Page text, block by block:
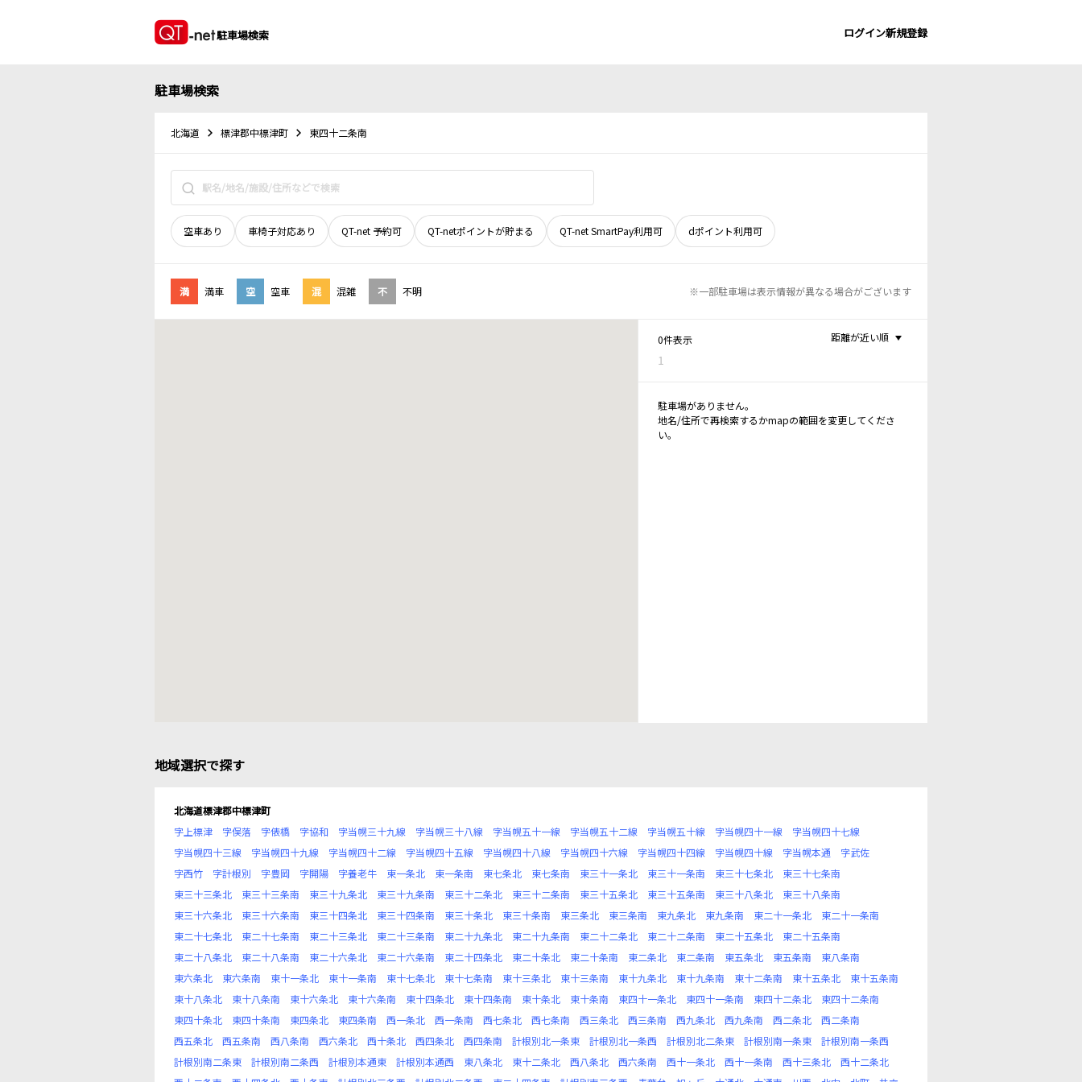
駐車場検索 ログイン新規登録
駐車場検索
北海道 標津郡中標津町 東四十二条南
空車あり 車椅子対応あり QT-net 予約可 QT-netポイントが貯まる QT-net SmartPay利用可 dポイント利用可
満 満車 空 空車 混 混雑 不 不明 ※一部駐車場は表示情報が異なる場合がございます
0件表示
1
距離が近い順
駐車場がありません。
地名/住所で再検索するかmapの範囲を変更してくださ
い。
地域選択で探す
北海道標津郡中標津町
字上標津
字俣落 字俵橋 字協和 字当幌三十九線 字当幌三十八線 字当幌五十一線 字当幌五十二線 字当幌五十線 字当幌四十一線
字当幌四十七線
字当幌四十三線
字当幌四十九線 字当幌四十二線 字当幌四十五線 字当幌四十八線 字当幌四十六線 字当幌四十四線 字当幌四十線 字当幌本通
字武佐
字西竹
字計根別 字豊岡 字開陽 字養老牛 東一条北 東一条南 東七条北 東七条南 東三十一条北 東三十一条南 東三十七条北
東三十七条南
東三十三条北
東三十三条南 東三十九条北 東三十九条南 東三十二条北 東三十二条南 東三十五条北 東三十五条南 東三十八条北
東三十八条南
東三十六条北
東三十六条南 東三十四条北 東三十四条南 東三十条北 東三十条南 東三条北 東三条南 東九条北 東九条南 東二十一条北
東二十一条南
東二十七条北
東二十七条南 東二十三条北 東二十三条南 東二十九条北 東二十九条南 東二十二条北 東二十二条南 東二十五条北
東二十五条南
東二十八条北
東二十八条南 東二十六条北 東二十六条南 東二十四条北 東二十条北 東二十条南 東二条北 東二条南 東五条北 東五条南
東八条南
東六条北
東六条南 東十一条北 東十一条南 東十七条北 東十七条南 東十三条北 東十三条南 東十九条北 東十九条南 東十二条南 東十五条北
東十五条南
東十八条北
東十八条南 東十六条北 東十六条南 東十四条北 東十四条南 東十条北 東十条南 東四十一条北 東四十一条南 東四十二条北
東四十二条南
東四十条北
東四十条南 東四条北 東四条南 西一条北 西一条南 西七条北 西七条南 西三条北 西三条南 西九条北 西九条南 西二条北
西二条南
西五条北
西五条南 西八条南 西六条北 西十条北 西四条北 西四条南 計根別北一条東 計根別北一条西 計根別北二条東 計根別南一条東
計根別南一条西
計根別南二条東
計根別南二条西 計根別本通東 計根別本通西 東八条北 東十二条北 西八条北 西六条南 西十一条北 西十一条南 西十三条北
西十二条北